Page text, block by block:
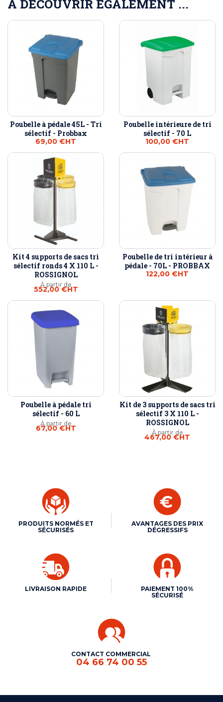
A DÉCOUVRIR ÉGALEMENT ...
Poubelle à pédale 45L - Tri
sélectif - Probbax
69,00 €HT
Poubelle intérieure de tri
sélectif - 70 L
100,00 €HT
Kit 4 supports de sacs tri
sélectif ronds 4 X 110 L -
ROSSIGNOL
À partir de
552,00 €HT
Poubelle de tri intérieur à
pédale - 70L - PROBBAX
122,00 €HT
Poubelle à pédale tri
sélectif - 60 L
À partir de
67,00 €HT
Kit de 3 supports de sacs tri
sélectif 3 X 110 L -
ROSSIGNOL
À partir de
467,00 €HT
PRODUITS NORMÉS ET
SÉCURISÉS
AVANTAGES DES PRIX
DÉGRESSIFS
LIVRAISON RAPIDE
PAIEMENT 100%
SÉCURISÉ
CONTACT COMMERCIAL
04 66 74 00 55